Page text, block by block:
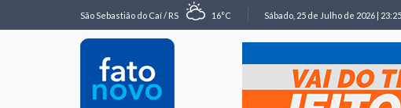
São Sebastião do Caí / RS 16°C Sábado, 25 de Julho de 2026 |